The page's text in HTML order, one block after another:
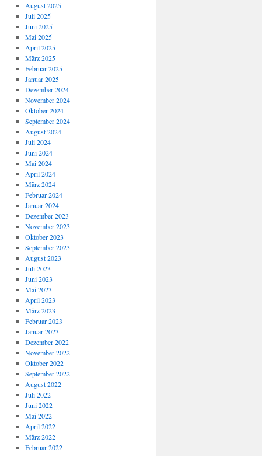
August 2025
Juli 2025
Juni 2025
Mai 2025
April 2025
März 2025
Februar 2025
Januar 2025
Dezember 2024
November 2024
Oktober 2024
September 2024
August 2024
Juli 2024
Juni 2024
Mai 2024
April 2024
März 2024
Februar 2024
Januar 2024
Dezember 2023
November 2023
Oktober 2023
September 2023
August 2023
Juli 2023
Juni 2023
Mai 2023
April 2023
März 2023
Februar 2023
Januar 2023
Dezember 2022
November 2022
Oktober 2022
September 2022
August 2022
Juli 2022
Juni 2022
Mai 2022
April 2022
März 2022
Februar 2022